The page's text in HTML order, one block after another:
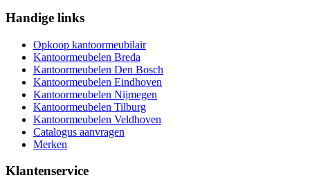
Handige links
Opkoop kantoormeubilair
Kantoormeubelen Breda
Kantoormeubelen Den Bosch
Kantoormeubelen Eindhoven
Kantoormeubelen Nijmegen
Kantoormeubelen Tilburg
Kantoormeubelen Veldhoven
Catalogus aanvragen
Merken
Klantenservice